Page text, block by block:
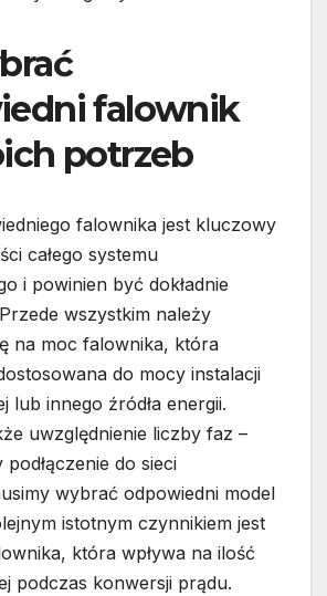
falownik
potrzeb
falownika jest kluczowy
całego systemu
i powinien być dokładnie
wszystkim należy
na moc falownika, która
do mocy instalacji
lub innego źródła energii.
uwzględnienie liczby faz –
podłączenie do sieci
wybrać odpowiedni model
istotnym czynnikiem jest
która wpływa na ilość
podczas konwersji prądu.